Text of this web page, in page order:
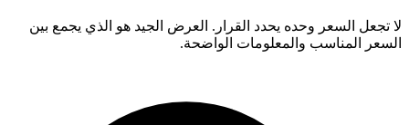
لا تجعل السعر وحده يحدد القرار. العرض الجيد هو الذي يجمع بين
السعر المناسب والمعلومات الواضحة.